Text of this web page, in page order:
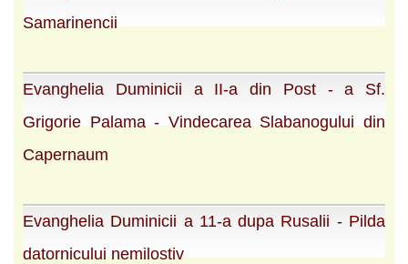
Samarinencii
Evanghelia Duminicii a II-a din Post - a Sf.
Grigorie Palama - Vindecarea Slabanogului din
Capernaum
Evanghelia Duminicii a 11-a dupa Rusalii - Pilda
datornicului nemilostiv